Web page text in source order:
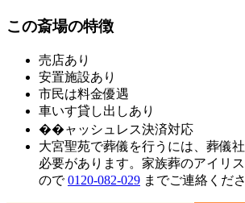
この斎場の特徴
売店あり
安置施設あり
市民は料金優遇
車いす貸し出しあり
��ャッシュレス決済対応
大宮聖苑で葬儀を行うには、葬儀
必要があります。家族葬のアイリ
ので0120-082-029 までご連絡くださ